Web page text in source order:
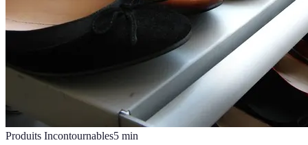
Produits Incontournables5 min